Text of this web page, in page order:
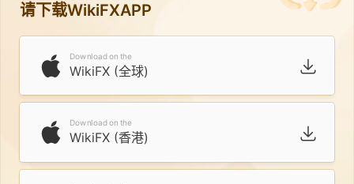
请下载WikiFXAPP
Download on the
WikiFX (全球)
Download on the
WikiFX (香港)